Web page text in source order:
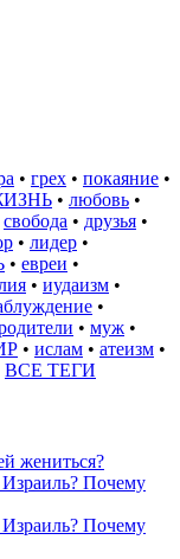
• грех • покаяние •
• любовь •
свобода • друзья •
• лидер •
• евреи •
• иудаизм •
•
• муж •
• ислам • атеизм •
ВСЕ ТЕГИ
жениться?
Почему
Почему